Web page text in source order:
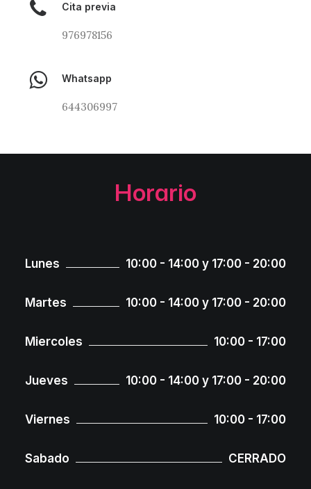
Cita previa
976978156
Whatsapp
644306997
Horario
Lunes 10:00 - 14:00 y 17:00 - 20:00
Martes 10:00 - 14:00 y 17:00 - 20:00
Miercoles 10:00 - 17:00
Jueves 10:00 - 14:00 y 17:00 - 20:00
Viernes 10:00 - 17:00
Sabado CERRADO